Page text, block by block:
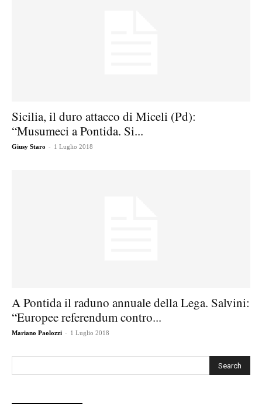
Sicilia, il duro attacco di Miceli (Pd):
“Musumeci a Pontida. Si...
Giusy Staro - 1 Luglio 2018
A Pontida il raduno annuale della Lega. Salvini:
“Europee referendum contro...
Mariano Paolozzi - 1 Luglio 2018